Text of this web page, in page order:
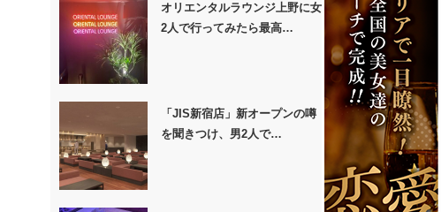
オリエンタルラウンジ上野に女
2人で行ってみたら最高…
「JIS新宿店」新オープンの噂
を聞きつけ、男2人で…